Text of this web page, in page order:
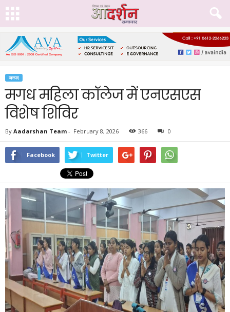
जनपद
मगध महिला कॉलेज में एनएसएस
विशेष शिविर
By Aadarshan Team - February 8, 2026 366 0
Facebook Twitter